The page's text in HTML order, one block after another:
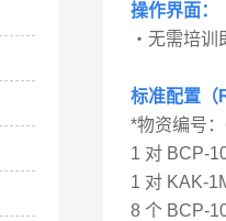
操作界面：
・无需培
标准配置（
*物资编号
1 对 BCP-
1 对 KAK-
8 个 BCP-